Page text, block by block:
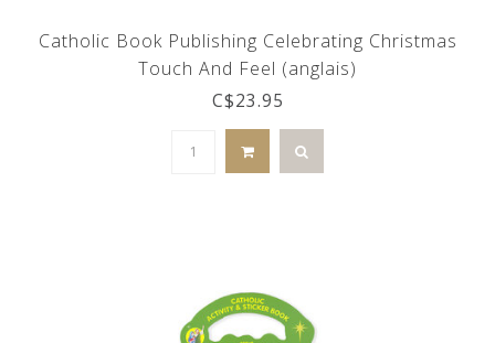
Catholic Book Publishing Celebrating Christmas
Touch And Feel (anglais)
C$23.95